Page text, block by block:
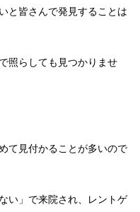
と皆さんで発見することは
照らしても見つかりませ
て見付かることが多いので
い」で来院され、レントゲ